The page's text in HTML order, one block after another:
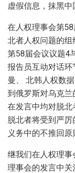
虚假信息，抹黑中
在人权理事会第
北者人权问题的
第58届会议议题4
报告员互动对话环
曼、 北韩人权数
到俄罗斯对乌克
在发言中均对脱
脱北者将受到严
义务中的不推回原
继我们在人权理
理事会的发言中